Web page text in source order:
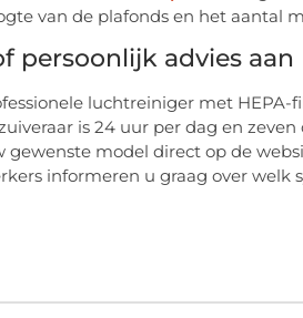
van de plafonds en het aantal
persoonlijk advies aan
luchtreiniger met
is 24 uur per dag en
gewenste model direct op de
informeren u graag over welk